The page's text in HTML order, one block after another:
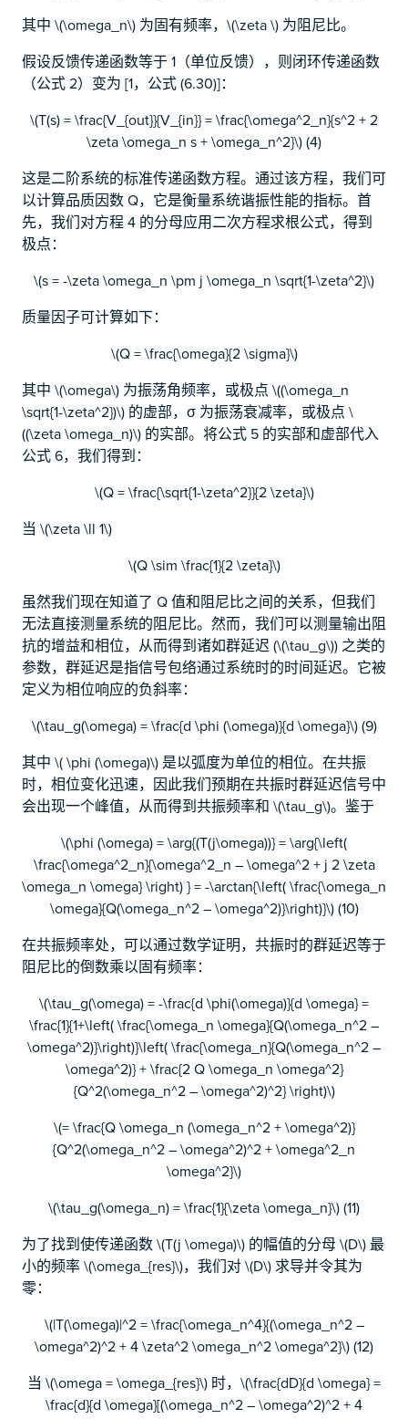
其中 \(\omega_n\) 为固有频率，\(\zeta \) 为阻尼比。
假设反馈传递函数等于 1（单位反馈），则闭环传递函数
（公式 2）变为 [1，公式 (6.30)]：
\(T(s) = \frac{V_{out}}{V_{in}} = \frac{\omega^2_n}{s^2 + 2
\zeta \omega_n s + \omega_n^2}\) (4)
这是二阶系统的标准传递函数方程。通过该方程，我们可
以计算品质因数 Q，它是衡量系统谐振性能的指标。首
先，我们对方程 4 的分母应用二次方程求根公式，得到
极点：
\(s = -\zeta \omega_n \pm j \omega_n \sqrt{1-\zeta^2}\)
质量因子可计算如下：
\(Q = \frac{\omega}{2 \sigma}\)
其中 \(\omega\) 为振荡角频率，或极点 \((\omega_n
\sqrt{1-\zeta^2})\) 的虚部，σ 为振荡衰减率，或极点 \
((\zeta \omega_n)\) 的实部。将公式 5 的实部和虚部代入
公式 6，我们得到：
\(Q = \frac{\sqrt{1-\zeta^2}}{2 \zeta}\)
当 \(\zeta \ll 1\)
\(Q \sim \frac{1}{2 \zeta}\)
虽然我们现在知道了 Q 值和阻尼比之间的关系，但我们
无法直接测量系统的阻尼比。然而，我们可以测量输出阻
抗的增益和相位，从而得到诸如群延迟 (\(\tau_g\)) 之类的
参数，群延迟是指信号包络通过系统时的时间延迟。它被
定义为相位响应的负斜率：
\(\tau_g(\omega) = \frac{d \phi (\omega)}{d \omega}\) (9)
其中 \( \phi (\omega)\) 是以弧度为单位的相位。在共振
时，相位变化迅速，因此我们预期在共振时群延迟信号中
会出现一个峰值，从而得到共振频率和 \(\tau_g\)。鉴于
\(\phi (\omega) = \arg{(T(j\omega))} = \arg{\left(
\frac{\omega^2_n}{\omega^2_n – \omega^2 + j 2 \zeta
\omega_n \omega} \right) } = -\arctan{\left( \frac{\omega_n
\omega}{Q(\omega_n^2 – \omega^2)}\right)}\) (10)
在共振频率处，可以通过数学证明，共振时的群延迟等于
阻尼比的倒数乘以固有频率：
\(\tau_g(\omega) = -\frac{d \phi(\omega)}{d \omega} =
\frac{1}{1+\left( \frac{\omega_n \omega}{Q(\omega_n^2 –
\omega^2)}\right)}\left( \frac{\omega_n}{Q(\omega_n^2 –
\omega^2)} + \frac{2 Q \omega_n \omega^2}
{Q^2(\omega_n^2 – \omega^2)^2} \right)\)
\(= \frac{Q \omega_n (\omega_n^2 + \omega^2)}
{Q^2(\omega_n^2 – \omega^2)^2 + \omega^2_n
\omega^2}\)
\(\tau_g(\omega_n) = \frac{1}{\zeta \omega_n}\) (11)
为了找到使传递函数 \(T(j \omega)\) 的幅值的分母 \(D\) 最
小的频率 \(\omega_{res}\)，我们对 \(D\) 求导并令其为
零：
\(|T(\omega)|^2 = \frac{\omega_n^4}{(\omega_n^2 –
\omega^2)^2 + 4 \zeta^2 \omega_n^2 \omega^2}\) (12)
当 \(\omega = \omega_{res}\) 时，\(\frac{dD}{d \omega} =
\frac{d}{d \omega}[(\omega_n^2 – \omega^2)^2 + 4